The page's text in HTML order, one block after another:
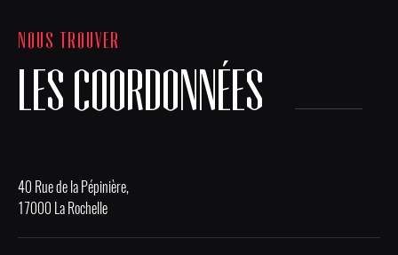
NOUS TROUVER
LES COORDONNÉES
40 Rue de la Pépinière,
17000 La Rochelle